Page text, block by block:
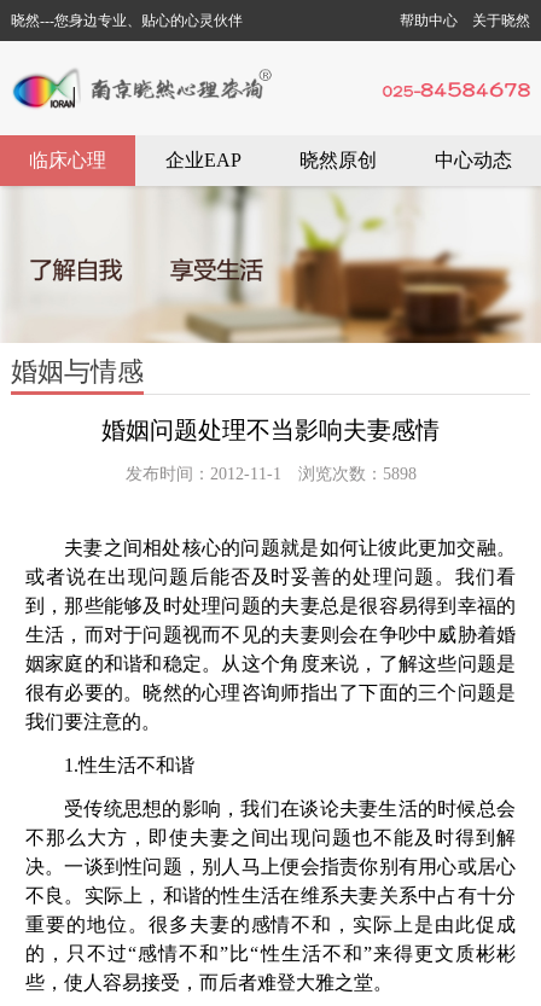
帮助中心 关于晓然
晓然---您身边专业、贴心的心灵伙伴
临床心理 企业EAP 晓然原创 中心动态
婚姻与情感
婚姻问题处理不当影响夫妻感情
发布时间：2012-11-1 浏览次数：5898
夫妻之间相处核心的问题就是如何让彼此更加交融。
或者说在出现问题后能否及时妥善的处理问题。我们看
到，那些能够及时处理问题的夫妻总是很容易得到幸福的
生活，而对于问题视而不见的夫妻则会在争吵中威胁着婚
姻家庭的和谐和稳定。从这个角度来说，了解这些问题是
很有必要的。晓然的心理咨询师指出了下面的三个问题是
我们要注意的。
1.性生活不和谐
受传统思想的影响，我们在谈论夫妻生活的时候总会
不那么大方，即使夫妻之间出现问题也不能及时得到解
决。一谈到性问题，别人马上便会指责你别有用心或居心
不良。实际上，和谐的性生活在维系夫妻关系中占有十分
重要的地位。很多夫妻的感情不和，实际上是由此促成
的，只不过“感情不和”比“性生活不和”来得更文质彬彬
些，使人容易接受，而后者难登大雅之堂。